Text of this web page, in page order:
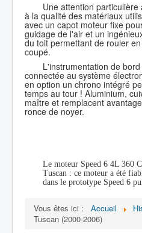
Une attention
à la qualité des matériaux
avec un capot moteur fixe
guidage de l'air et un
du toit permettant de rouler
coupé.
L'instrumentation de
connectée au système
en option un chrono intégré
temps au tour ! Aluminium,
maître et remplacent
ronce de noyer.
Le moteur Speed 6 4L 360
Tuscan : ce moteur a été
dans le prototype Speed 6
Vous êtes ici : Accueil
Tuscan (2000-2006)